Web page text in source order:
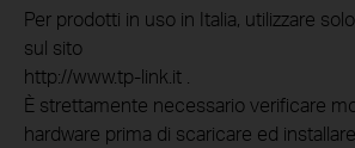
Per prodotti in uso in Italia, utilizzare
sul sito
http://www.tp-link.it .
È strettamente necessario verificare
hardware prima di scaricare ed